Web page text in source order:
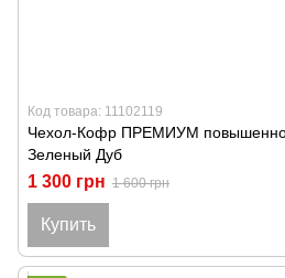
Код товара: 11102119
Чехол-Кофр ПРЕМИУМ
Зеленый Дуб
1 300 грн 1 600 грн
Купить